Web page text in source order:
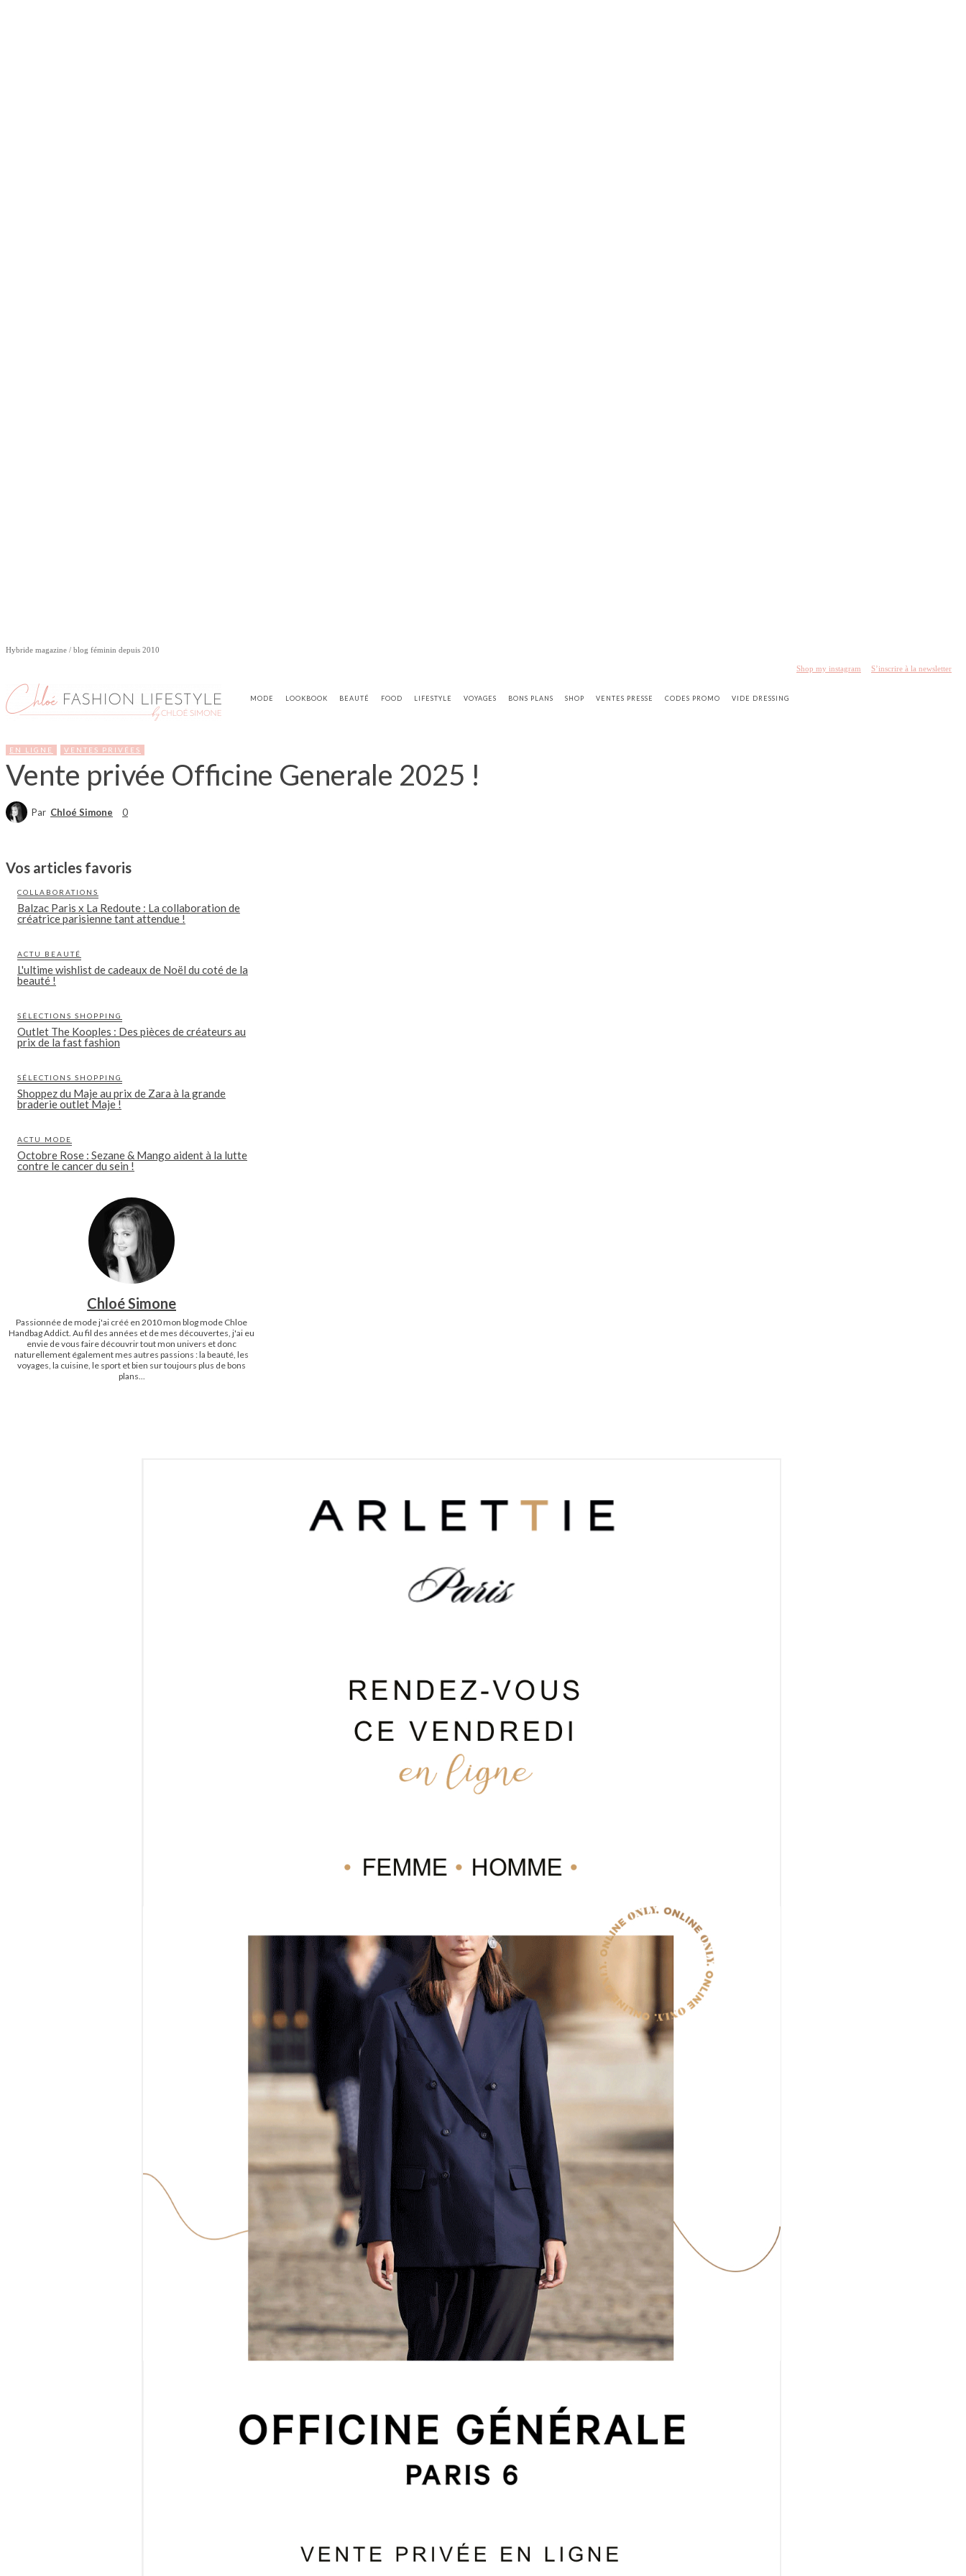
Hybride magazine / blog féminin depuis 2010
Shop my instagram S’inscrire à la newsletter
MODE LOOKBOOK BEAUTÉ FOOD LIFESTYLE VOYAGES BONS PLANS SHOP VENTES PRESSE CODES PROMO VIDE DRESSING
EN LIGNE VENTES PRIVÉES
Vente privée Officine Generale 2025 !
Par Chloé Simone 0
Vos articles favoris
COLLABORATIONS
Balzac Paris x La Redoute : La collaboration de
créatrice parisienne tant attendue !
ACTU BEAUTÉ
L'ultime wishlist de cadeaux de Noël du coté de la
beauté !
SÉLECTIONS SHOPPING
Outlet The Kooples : Des pièces de créateurs au
prix de la fast fashion
SÉLECTIONS SHOPPING
Shoppez du Maje au prix de Zara à la grande
braderie outlet Maje !
ACTU MODE
Octobre Rose : Sezane & Mango aident à la lutte
contre le cancer du sein !
Chloé Simone
Passionnée de mode j'ai créé en 2010 mon blog mode Chloe
Handbag Addict. Au fil des années et de mes découvertes, j'ai eu
envie de vous faire découvrir tout mon univers et donc
naturellement également mes autres passions : la beauté, les
voyages, la cuisine, le sport et bien sur toujours plus de bons
plans...